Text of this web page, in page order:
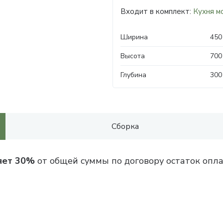
Входит в комплект: Кухня
Ширина
Высота
Глубина
Сборка
30% от общей суммы по договору остаток